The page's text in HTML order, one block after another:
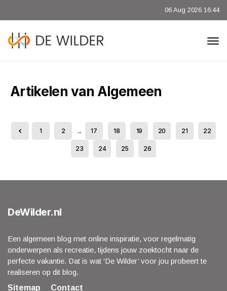
06 Aug 2026 16:44
Artikelen van Algemeen
1 2 ... 17 18 19 20 21 22
23 24 25 26
DeWilder.nl
Een algemeen blog met online inspiratie, voor regelmatig
onderwerpen als recreatie, tijdens jouw zoektocht naar de
perfecte vakantie. Dat is wat ‘De Wilder’ voor jou probeert te
realiseren op dit blog.
Sitemap
Contact